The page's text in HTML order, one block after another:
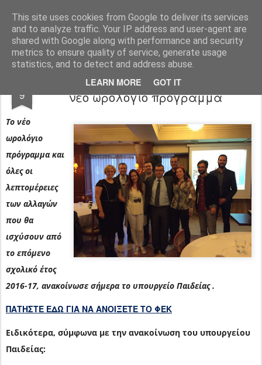
This site uses cookies from Google to deliver its services
and to analyze traffic. Your IP address and user-agent are
shared with Google along with performance and security
metrics to ensure quality of service, generate usage
statistics, and to detect and address abuse.
LEARN MORE GOT IT
Φροντιστήριο Θεωρητικό Φλώρινας
Pages
9
ΓΥΜΝΑΣΙΟ: Ολες οι αλλαγές και το
νέο ωρολόγιο πρόγραμμα
Το νέο
ωρολόγιο
πρόγραμμα και
όλες οι
λεπτομέρειες
των αλλαγών
που θα
ισχύσουν από
το επόμενο
σχολικό έτος
2016-17, ανακοίνωσε σήμερα το υπουργείο Παιδείας .
ΠΑΤΗΣΤΕ ΕΔΩ ΓΙΑ ΝΑ ΑΝΟΙΞΕΤΕ ΤΟ ΦΕΚ
Ειδικότερα, σύμφωνα με την ανακοίνωση του υπουργείου
Παιδείας: